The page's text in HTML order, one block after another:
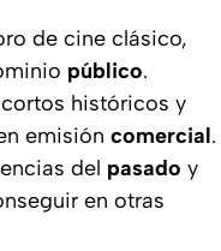
de cine clásico,
público.
históricos y
emisión comercial.
del pasado y
en otras